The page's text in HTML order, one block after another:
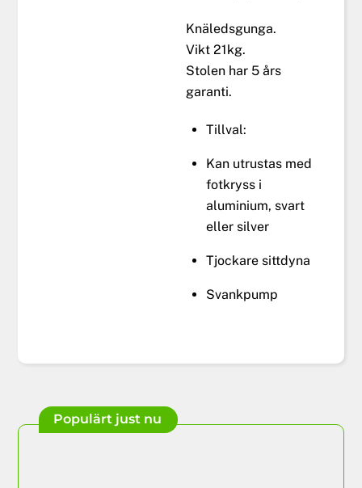
Knäledsgunga.
Vikt 21kg.
Stolen har 5 års
garanti.
Tillval:
Kan utrustas med
fotkryss i
aluminium, svart
eller silver
Tjockare sittdyna
Svankpump
Populärt just nu